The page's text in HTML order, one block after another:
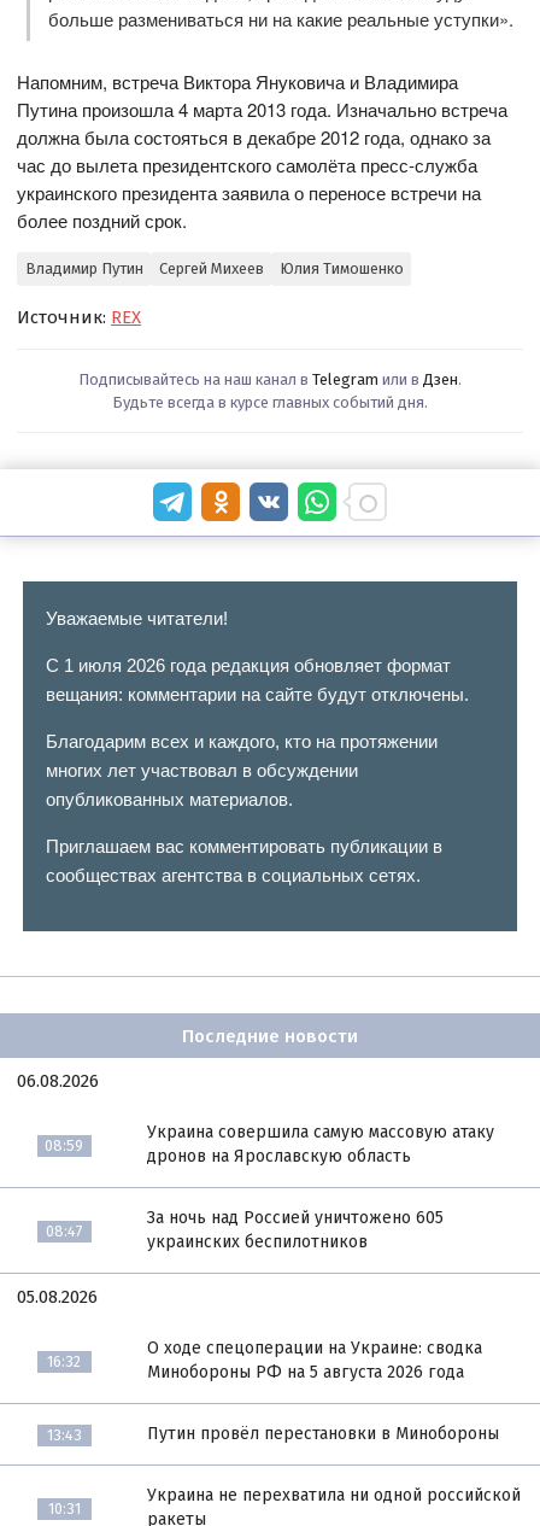
больше размениваться ни на какие реальные уступки».
Напомним, встреча Виктора Януковича и Владимира
Путина произошла 4 марта 2013 года. Изначально встреча
должна была состояться в декабре 2012 года, однако за
час до вылета президентского самолёта пресс-служба
украинского президента заявила о переносе встречи на
более поздний срок.
Владимир Путин Сергей Михеев Юлия Тимошенко
Источник: REX
Подписывайтесь на наш канал в Telegram или в Дзен.
Будьте всегда в курсе главных событий дня.
Уважаемые читатели!
С 1 июля 2026 года редакция обновляет формат
вещания: комментарии на сайте будут отключены.
Благодарим всех и каждого, кто на протяжении
многих лет участвовал в обсуждении
опубликованных материалов.
Приглашаем вас комментировать публикации в
сообществах агентства в социальных сетях.
Последние новости
06.08.2026
08:59
Украина совершила самую массовую атаку
дронов на Ярославскую область
08:47
За ночь над Россией уничтожено 605
украинских беспилотников
05.08.2026
16:32
О ходе спецоперации на Украине: сводка
Минобороны РФ на 5 августа 2026 года
13:43 Путин провёл перестановки в Минобороны
10:31
Украина не перехватила ни одной российской
ракеты